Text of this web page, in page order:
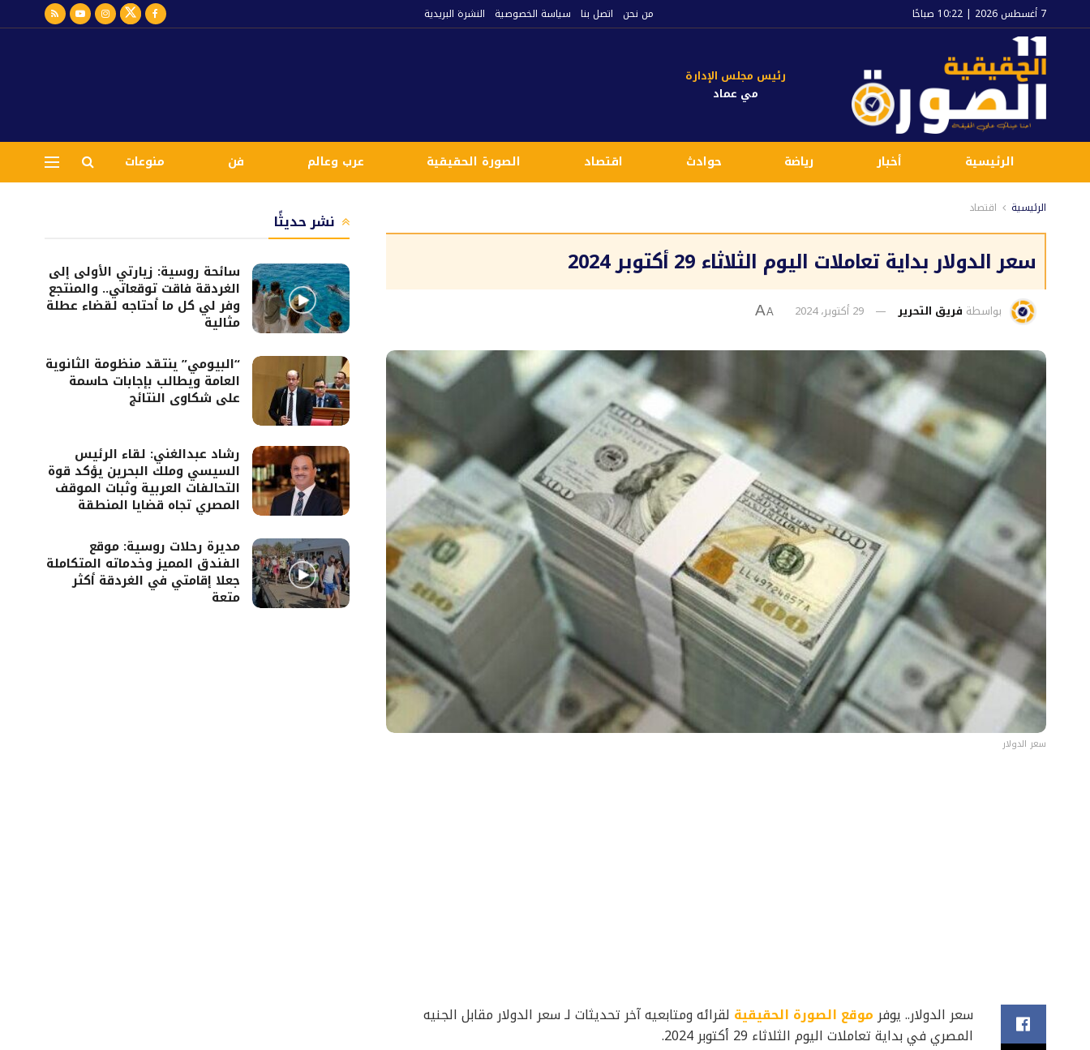
7 أغسطس 2026 | 10:22 صباحًا من نحن اتصل بنا سياسة الخصوصية النشرة البريدية
رئيس مجلس الإدارة
مي عماد
الرئيسية أخبار رياضة حوادث اقتصاد الصورة الحقيقية عرب وعالم فن منوعات
الرئيسية اقتصاد
سعر الدولار بداية تعاملات اليوم الثلاثاء 29 أكتوبر 2024
بواسطة فريق التحرير 29 أكتوبر، 2024 A
A
سعر الدولار
سعر الدولار.. يوفرموقع الصورة الحقيقية لقرائه ومتابعيه آخر تحديثات لـ سعر الدولار مقابل الجنيه
المصري في بداية تعاملات اليوم الثلاثاء 29 أكتوبر 2024.
نشر حديثًا
سائحة روسية: زيارتي الأولى إلى
الغردقة فاقت توقعاتي.. والمنتجع
وفر لي كل ما أحتاجه لقضاء عطلة
مثالية
“البيومي” ينتقد منظومة الثانوية
العامة ويطالب بإجابات حاسمة
على شكاوى النتائج
رشاد عبدالغني: لقاء الرئيس
السيسي وملك البحرين يؤكد قوة
التحالفات العربية وثبات الموقف
المصري تجاه قضايا المنطقة
مديرة رحلات روسية: موقع
الفندق المميز وخدماته المتكاملة
جعلا إقامتي في الغردقة أكثر
متعة